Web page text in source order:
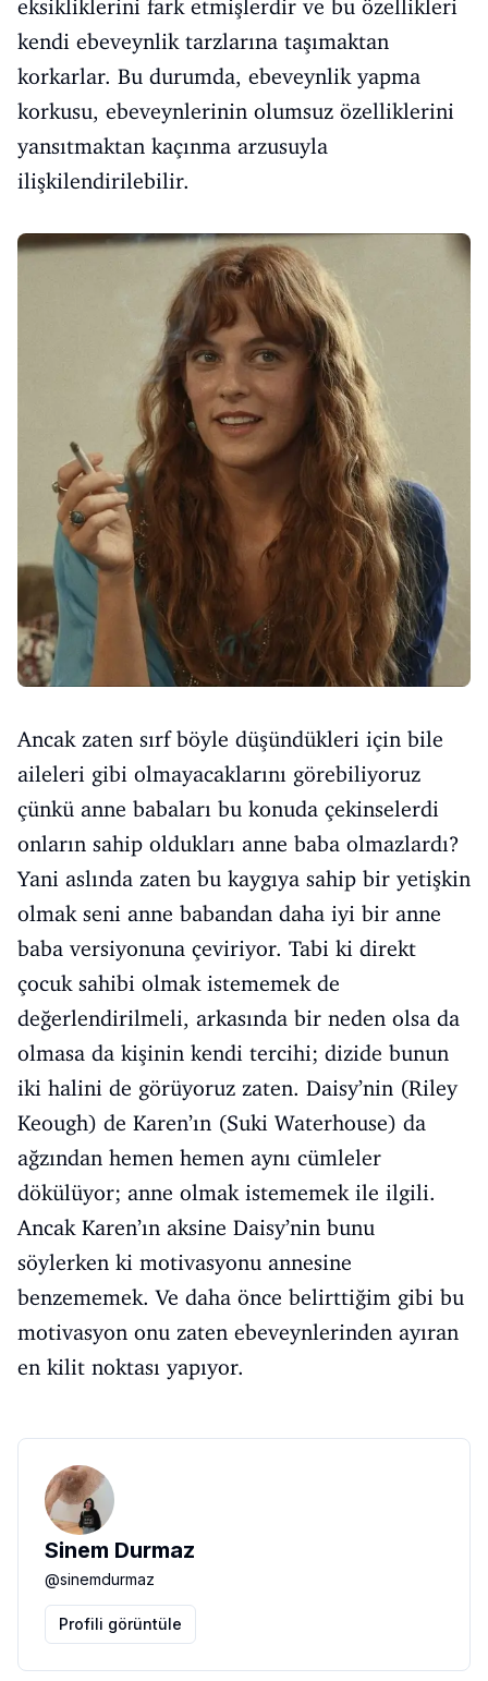
eksikliklerini fark etmişlerdir ve bu özellikleri
kendi ebeveynlik tarzlarına taşımaktan
korkarlar. Bu durumda, ebeveynlik yapma
korkusu, ebeveynlerinin olumsuz özelliklerini
yansıtmaktan kaçınma arzusuyla
ilişkilendirilebilir.
Ancak zaten sırf böyle düşündükleri için bile
aileleri gibi olmayacaklarını görebiliyoruz
çünkü anne babaları bu konuda çekinselerdi
onların sahip oldukları anne baba olmazlardı?
Yani aslında zaten bu kaygıya sahip bir yetişkin
olmak seni anne babandan daha iyi bir anne
baba versiyonuna çeviriyor. Tabi ki direkt
çocuk sahibi olmak istememek de
değerlendirilmeli, arkasında bir neden olsa da
olmasa da kişinin kendi tercihi; dizide bunun
iki halini de görüyoruz zaten. Daisy’nin (Riley
Keough) de Karen’ın (Suki Waterhouse) da
ağzından hemen hemen aynı cümleler
dökülüyor; anne olmak istememek ile ilgili.
Ancak Karen’ın aksine Daisy’nin bunu
söylerken ki motivasyonu annesine
benzememek. Ve daha önce belirttiğim gibi bu
motivasyon onu zaten ebeveynlerinden ayıran
en kilit noktası yapıyor.
Sinem Durmaz
@sinemdurmaz
Profili görüntüle